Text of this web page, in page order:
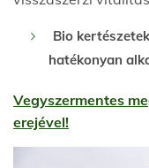
Bio
hatékonyan
Vegyszermentes
erejével!